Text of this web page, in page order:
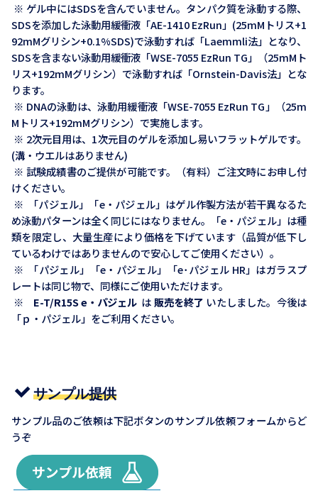
※ ゲル中にはSDSを含んでいません。タンパク質を泳動する際、
SDSを添加した泳動用緩衝液「AE-1410 EzRun」(25mMトリス+1
92mMグリシン+0.1%SDS)で泳動すれば「Laemmli法」となり、
SDSを含まない泳動用緩衝液「WSE-7055 EzRun TG」（25mMト
リス+192mMグリシン）で泳動すれば「Ornstein-Davis法」とな
ります。
※ DNAの泳動は、泳動用緩衝液「WSE-7055 EzRun TG」（25m
Mトリス+192mMグリシン）で実施します。
※ 2次元目用は、1次元目のゲルを添加し易いフラットゲルです。
(溝・ウエルはありません)
※ 試験成績書のご提供が可能です。（有料）ご注文時にお申し付
けください。
※
「パジェル」「e・パジェル」はゲル作製方法が若干異なるた
め泳動パターンは全く同じにはなりません。「e・パジェル」は種
類を限定し、大量生産により価格を下げています（品質が低下し
ているわけではありませんので安心してご使用ください）。
※
「パジェル」「e・パジェル」「e･パジェル HR」はガラスプ
レートは同じ物で、同様にご使用いただけます。
※
E-T/R15S e・パジェル は販売を終了 いたしました。今後は
「ｐ・パジェル」をご利用ください。
サンプル提供
サンプル品のご依頼は下記ボタンのサンプル依頼フォームからど
うぞ